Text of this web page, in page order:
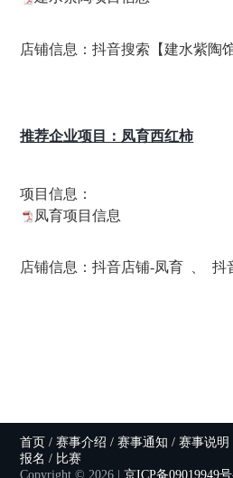
店铺信息：抖音搜索【建水紫陶
推荐企业项目：凤育西红柿
项目信息：
凤育项目信息
店铺信息：抖音店铺-凤育 、抖
首页 / 赛事介绍 / 赛事通知 / 赛事说明
报名 / 比赛
Copyright © 2026 |京ICP备09019949